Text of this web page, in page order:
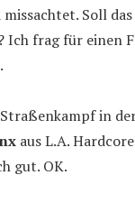
Soll
Ich frag für einen
in
aus L.A.
gut. OK.